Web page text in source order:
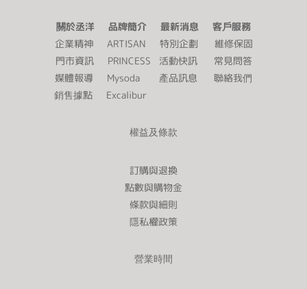
關於丞洋 品牌簡介 最新消息 客戶服務
企業精神
ARTISAN 特別企劃
維修保固
門市資訊
PRINCESS 活動快訊
常見問答
媒體報導
Mysoda 產品訊息
聯絡我們
銷售據點
Excalibur
權益及條款
訂購與退換
點數與購物金
條款與細則
隱私權政策
營業時間